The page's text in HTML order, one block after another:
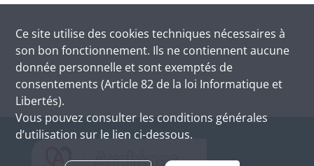
Ce site utilise des cookies techniques nécessaires à
son bon fonctionnement. Ils ne contiennent aucune
donnée personnelle et sont exemptés de
consentements (Article 82 de la loi Informatique et
Libertés).
Vous pouvez consulter les conditions générales
d’utilisation sur le lien ci-dessous.